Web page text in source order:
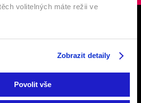
volitelných máte režii ve
Zobrazit detaily
Povolit vše
Podpora
Internetová TV